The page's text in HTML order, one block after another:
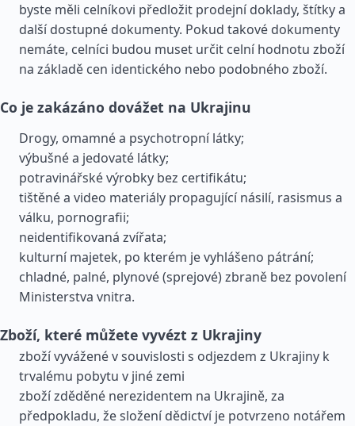
byste měli celníkovi předložit prodejní doklady, štítky a
další dostupné dokumenty. Pokud takové dokumenty
nemáte, celníci budou muset určit celní hodnotu zboží
na základě cen identického nebo podobného zboží.
Co je zakázáno dovážet na Ukrajinu
Drogy, omamné a psychotropní látky;
výbušné a jedovaté látky;
potravinářské výrobky bez certifikátu;
tištěné a video materiály propagující násilí, rasismus a
válku, pornografii;
neidentifikovaná zvířata;
kulturní majetek, po kterém je vyhlášeno pátrání;
chladné, palné, plynové (sprejové) zbraně bez povolení
Ministerstva vnitra.
Zboží, které můžete vyvézt z Ukrajiny
zboží vyvážené v souvislosti s odjezdem z Ukrajiny k
trvalému pobytu v jiné zemi
zboží zděděné nerezidentem na Ukrajině, za
předpokladu, že složení dědictví je potvrzeno notářem